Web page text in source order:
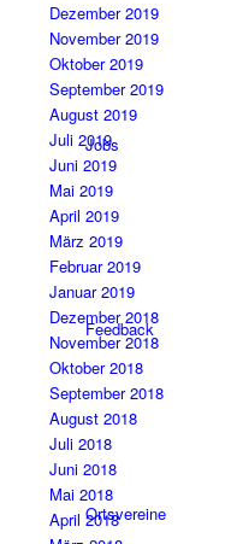
Jobs
Feedback
Ortsvereine
Dezember 2019
November 2019
Oktober 2019
September 2019
August 2019
Juli 2019
Juni 2019
Mai 2019
April 2019
März 2019
Februar 2019
Januar 2019
Dezember 2018
November 2018
Oktober 2018
September 2018
August 2018
Juli 2018
Juni 2018
Mai 2018
April 2018